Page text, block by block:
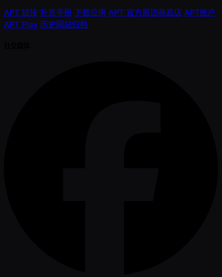
APT 链接 扑克手册 下载应用 APT 官方周边商品店 APT账户
APT Play 历史网站归档